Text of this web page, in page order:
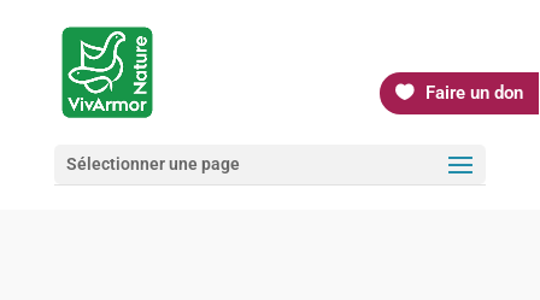
Faire un don
Sélectionner une page